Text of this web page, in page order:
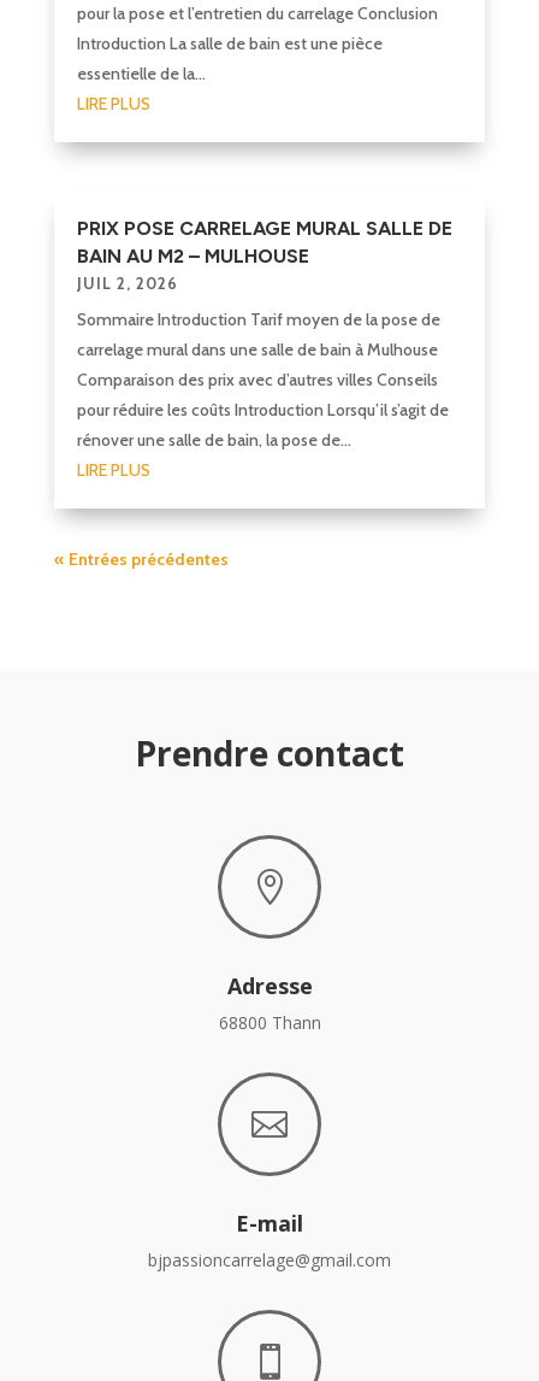
pour la pose et l’entretien du carrelage Conclusion
Introduction La salle de bain est une pièce
essentielle de la...
LIRE PLUS
PRIX POSE CARRELAGE MURAL SALLE DE
BAIN AU M2 – MULHOUSE
JUIL 2, 2026
Sommaire Introduction Tarif moyen de la pose de
carrelage mural dans une salle de bain à Mulhouse
Comparaison des prix avec d’autres villes Conseils
pour réduire les coûts Introduction Lorsqu’il s’agit de
rénover une salle de bain, la pose de...
LIRE PLUS
« Entrées précédentes
Prendre contact

Adresse
68800 Thann

E-mail
bjpassioncarrelage@gmail.com
